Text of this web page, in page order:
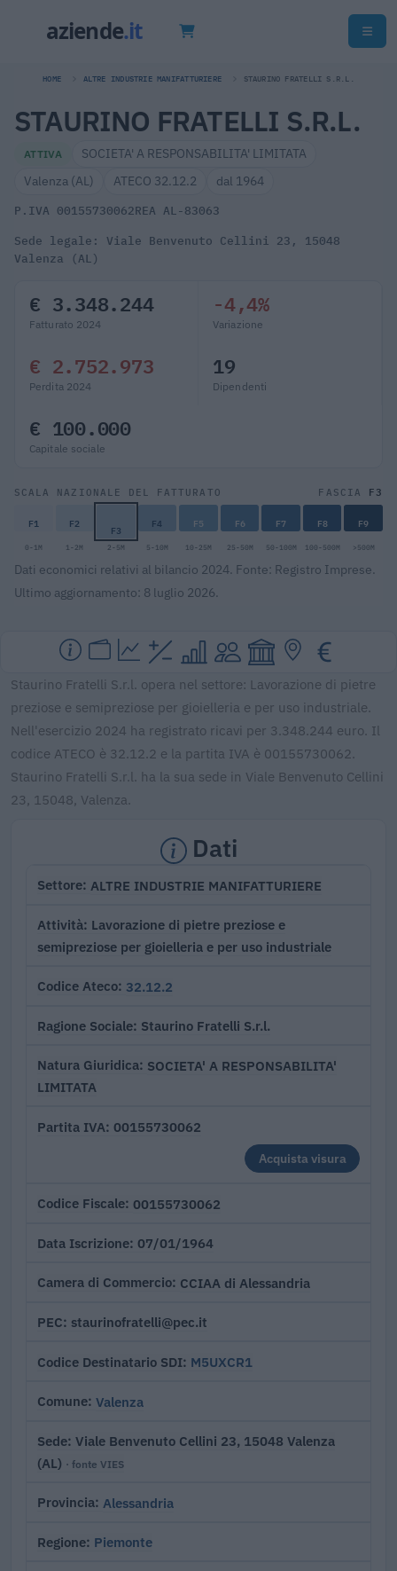
HOME ALTRE INDUSTRIE MANIFATTURIERE STAURINO FRATELLI S.R.L.
STAURINO FRATELLI S.R.L.
ATTIVA
SOCIETA' A RESPONSABILITA' LIMITATA
Valenza (AL)
ATECO 32.12.2 dal 1964
P.IVA 00155730062REA AL-83063
Sede legale: Viale Benvenuto Cellini 23, 15048
Valenza (AL)
€ 3.348.244
Fatturato 2024
-4,4%
Variazione
€ 2.752.973
Perdita 2024
19
Dipendenti
€ 100.000
Capitale sociale
SCALA NAZIONALE DEL FATTURATO FASCIA F3
F1 F2 F3 F4 F5 F6 F7 F8 F9
0-1M 1-2M 2-5M 5-10M 10-25M 25-50M 50-100M 100-500M >500M
Dati economici relativi al bilancio 2024. Fonte: Registro Imprese.
Ultimo aggiornamento: 8 luglio 2026.
Staurino Fratelli S.r.l. opera nel settore: Lavorazione di pietre
preziose e semipreziose per gioielleria e per uso industriale.
Nell'esercizio 2024 ha registrato ricavi per 3.348.244 euro. Il
codice ATECO è 32.12.2 e la partita IVA è 00155730062.
Staurino Fratelli S.r.l. ha la sua sede in Viale Benvenuto Cellini
23, 15048, Valenza.
Dati
Settore ALTRE INDUSTRIE MANIFATTURIERE
Attività Lavorazione di pietre preziose e
semipreziose per gioielleria e per uso industriale
Codice Ateco 32.12.2
Ragione Sociale Staurino Fratelli S.r.l.
Natura Giuridica SOCIETA' A RESPONSABILITA'
LIMITATA
Partita IVA 00155730062
Acquista visura
Codice Fiscale 00155730062
Data Iscrizione 07/01/1964
Camera di Commercio CCIAA di Alessandria
PEC staurinofratelli@pec.it
Codice Destinatario SDI M5UXCR1
Comune Valenza
Sede Viale Benvenuto Cellini 23, 15048 Valenza
(AL) · fonte VIES
Provincia Alessandria
Regione Piemonte